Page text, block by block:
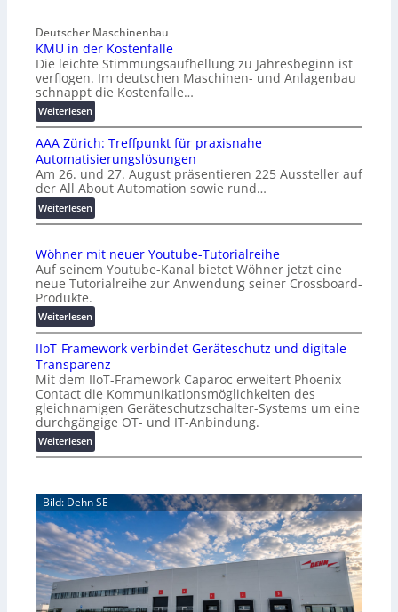
Deutscher Maschinenbau
KMU in der Kostenfalle
Die leichte Stimmungsaufhellung zu Jahresbeginn ist
verflogen. Im deutschen Maschinen- und Anlagenbau
schnappt die Kostenfalle…
Weiterlesen:
K
M
U
i
n
d
e
K
o
s
e
n
f
a
l
l
e
AAA Zürich: Treffpunkt für praxisnahe
Automatisierungslösungen
Am 26. und 27. August präsentieren 225 Aussteller auf
der All About Automation sowie rund…
Weiterlesen:
A
A
Z
ü
i
c
h
:
T
r
e
f
f
p
n
k
t
f
ü
r
p
r
Wöhner mit neuer Youtube-Tutorialreihe
Auf seinem Youtube-Kanal bietet Wöhner jetzt eine
neue Tutorialreihe zur Anwendung seiner Crossboard-
Produkte.
Weiterlesen:
W
ö
h
n
e
r
m
i
t
e
u
e
r
Y
o
u
IIoT-Framework verbindet Geräteschutz und digitale
Transparenz
Mit dem IIoT-Framework Caparoc erweitert Phoenix
Contact die Kommunikationsmöglichkeiten des
gleichnamigen Geräteschutzschalter-Systems um eine
durchgängige OT- und IT-Anbindung.
Weiterlesen:
I
T
-
F
r
a
m
e
Bild: Dehn SE